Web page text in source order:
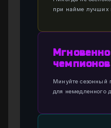
при найме лучших
чемпионов
Минуйте сезонный
для немедленного